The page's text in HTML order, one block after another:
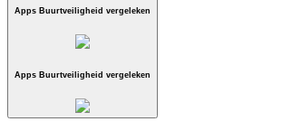
Apps Buurtveiligheid vergeleken
Apps Buurtveiligheid vergeleken